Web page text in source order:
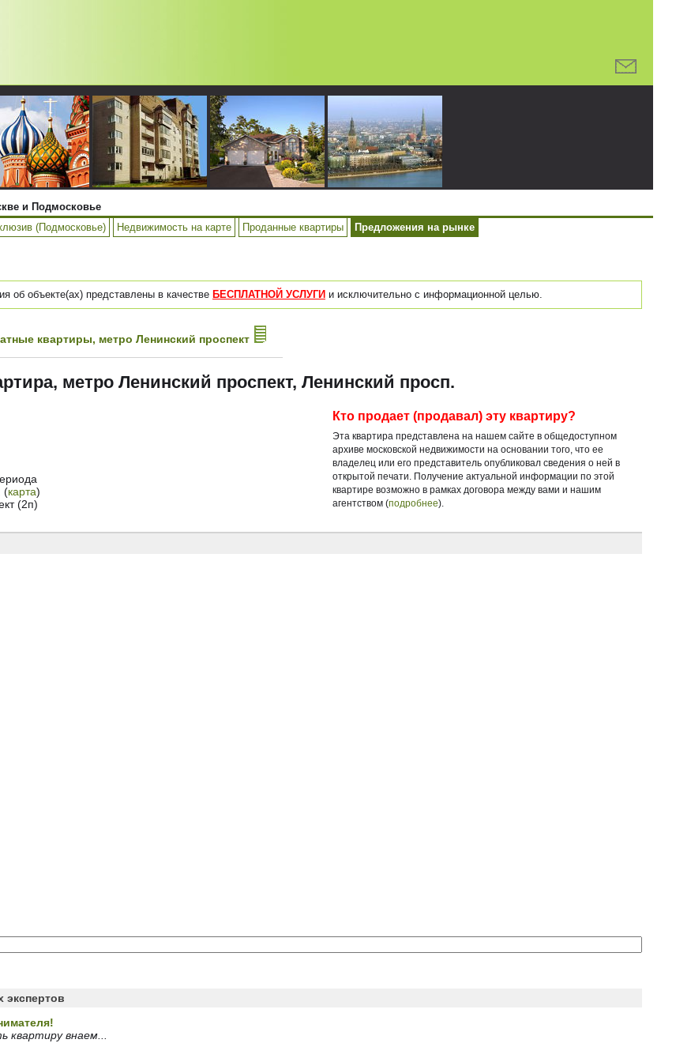
и Подмосковье
(Подмосковье) Недвижимость на карте Проданные квартиры Предложения на рынке
об объекте(ах) представлены в качестве БЕСПЛАТНОЙ УСЛУГИ и исключительно с информационной целью.
квартиры, метро Ленинский проспект
метро Ленинский проспект, Ленинский просп.
(карта)
(2п)
Кто продает (продавал) эту квартиру?
Эта квартира представлена на нашем сайте в общедоступном
архиве московской недвижимости на основании того, что ее
владелец или его представитель опубликовал сведения о ней в
открытой печати. Получение актуальной информации по этой
квартире возможно в рамках договора между вами и нашим
агентством (подробнее).
экспертов
квартиру внаем...